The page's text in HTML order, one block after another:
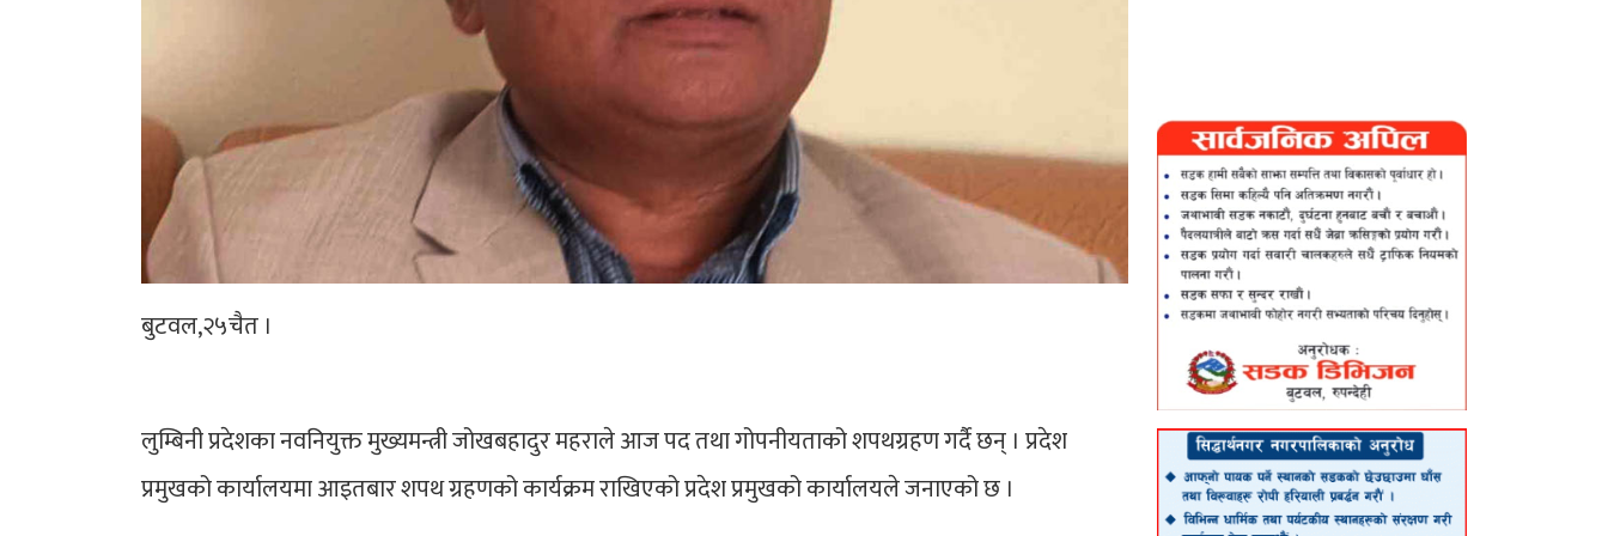
बुटवल,२५चैत ।
लुम्बिनी प्रदेशका नवनियुक्त मुख्यमन्त्री जोखबहादुर महराले आज पद तथा गोपनीयताको शपथग्रहण गर्दै छन् । प्रदेश
प्रमुखको कार्यालयमा आइतबार शपथ ग्रहणको कार्यक्रम राखिएको प्रदेश प्रमुखको कार्यालयले जनाएको छ ।